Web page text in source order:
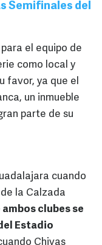
Semifinales del
el equipo de
como local y
favor, ya que el
un inmueble
parte de su
cuando
la Calzada
clubes se
Estadio
Chivas